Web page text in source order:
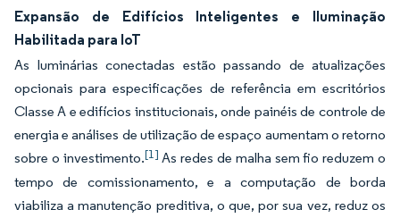
Expansão de Edifícios Inteligentes e Iluminação
Habilitada para IoT
As luminárias conectadas estão passando de atualizações
opcionais para especificações de referência em escritórios
Classe A e edifícios institucionais, onde painéis de controle de
energia e análises de utilização de espaço aumentam o retorno
sobre o investimento.[1] As redes de malha sem fio reduzem o
tempo de comissionamento, e a computação de borda
viabiliza a manutenção preditiva, o que, por sua vez, reduz os